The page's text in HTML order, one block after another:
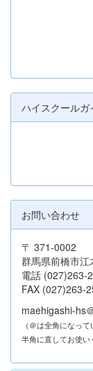
ハイスクールガ
お問い合わせ
〒 371-0002
群馬県前橋市
電話 (027)263-
FAX (027)263-
maehigashi-hs
（＠は全角になって
半角に直してお使い